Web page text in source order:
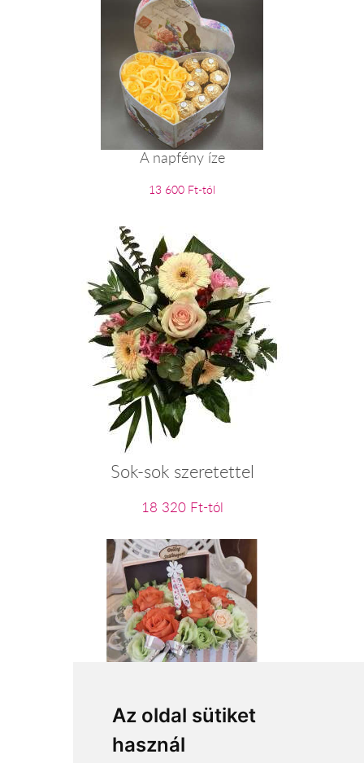
Az oldal sütiket
használ
A napfény íze
13 600 Ft-tól
Sok-sok szeretettel
18 320 Ft-tól
Narancsliget
27 400 Ft-tól